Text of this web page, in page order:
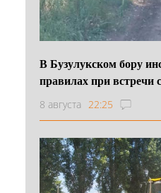
В Бузулукском бору
правилах при встречи
8 августа 22:25